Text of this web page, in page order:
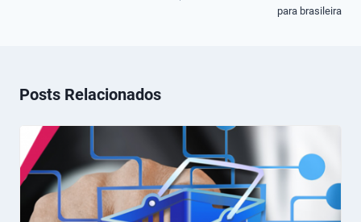
para brasileira
Posts Relacionados